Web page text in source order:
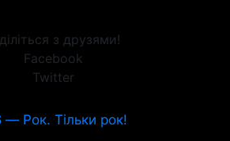
з друзями!
Facebook
Twitter
— Рок. Тільки рок!